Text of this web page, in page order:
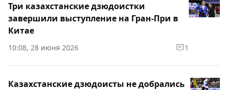
Три казахстанские дзюдоистки
завершили выступление на Гран-При в
Китае
10:08, 28 июня 2026 1
Казахстанские дзюдоисты не добрались